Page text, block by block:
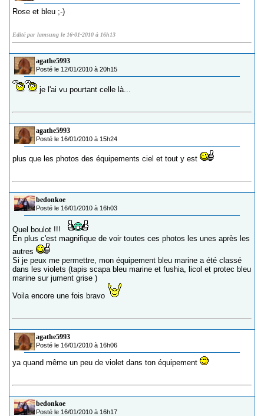
Rose et bleu ;-)
Edité par lamsung le 16-01-2010 à 16h13
agathe5993
Posté le 12/01/2010 à 20h15
je l'ai vu pourtant celle là...
agathe5993
Posté le 16/01/2010 à 15h24
plus que les photos des équipements ciel et tout y est
bedonkoe
Posté le 16/01/2010 à 16h03
Quel boulot !!!
En plus c'est magnifique de voir toutes ces photos les unes après les
autres
Si je peux me permettre, mon équipement bleu marine a été classé
dans les violets (tapis scapa bleu marine et fushia, licol et protec bleu
marine sur jument grise )
Voila encore une fois bravo
agathe5993
Posté le 16/01/2010 à 16h06
ya quand même un peu de violet dans ton équipement
bedonkoe
Posté le 16/01/2010 à 16h17